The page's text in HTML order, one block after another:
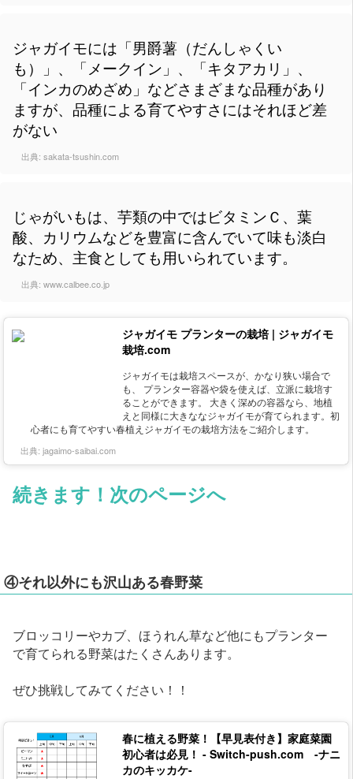
ジャガイモには「男爵薯（だんしゃくい
も）」、「メークイン」、「キタアカリ」、
「インカのめざめ」などさまざまな品種があり
ますが、品種による育てやすさにはそれほど差
がない
出典: sakata-tsushin.com
じゃがいもは、芋類の中ではビタミンＣ、葉
酸、カリウムなどを豊富に含んでいて味も淡白
なため、主食としても用いられています。
出典: www.calbee.co.jp
ジャガイモ プランターの栽培 | ジャガイモ
栽培.com
ジャガイモは栽培スペースが、かなり狭い場合で
も、 プランター容器や袋を使えば、立派に栽培す
ることができます。 大きく深めの容器なら、地植
えと同様に大きななジャガイモが育てられます。初
心者にも育てやすい春植えジャガイモの栽培方法をご紹介します。
出典: jagaimo-saibai.com
続きます！次のページへ
④それ以外にも沢山ある春野菜
ブロッコリーやカブ、ほうれん草など他にもプランター
で育てられる野菜はたくさんあります。
ぜひ挑戦してみてください！！
春に植える野菜！【早見表付き】家庭菜園
初心者は必見！ - Switch-push.com -ナニ
カのキッカケ-